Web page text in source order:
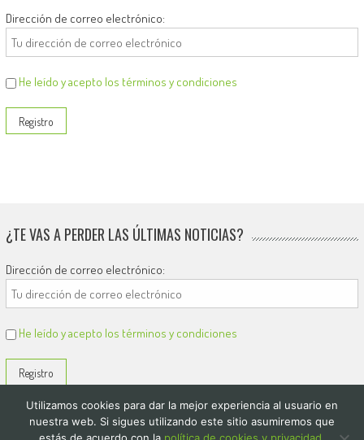
Dirección de correo electrónico:
He leído y acepto los términos y condiciones
¿TE VAS A PERDER LAS ÚLTIMAS NOTICIAS?
Dirección de correo electrónico:
He leído y acepto los términos y condiciones
Utilizamos cookies para dar la mejor experiencia al usuario en
nuestra web. Si sigues utilizando este sitio asumiremos que